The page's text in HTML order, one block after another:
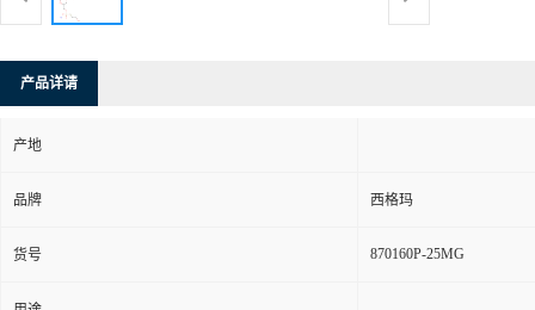
产品详请
产地
品牌 西格玛
货号 870160P-25MG